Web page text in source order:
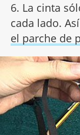
6. La cinta
cada lado.
el parche de